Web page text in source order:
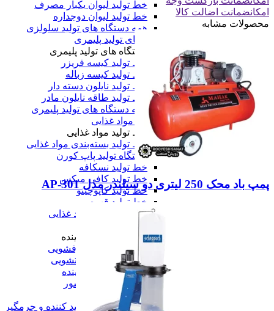
خط تولید لیوان یکبار مصرف
خط تولید لیوان دوجداره
همه دستگاه های تولید سلولزی
دستگاه های تولید پلیمری
دستگاه های تولید پلیمری
خط تولید کیسه فریزر
خط تولید کیسه زباله
خط تولید نایلون دسته دار
خط تولید طاقه نایلون مادر
همه دستگاه های تولید پلیمری
خط تولید مواد غذایی
خط تولید مواد غذایی
خط تولید بسته‌بندی مواد غذایی
دستگاه تولید پاپ کورن
خط تولید نسکافه
خط تولید کافی میکس
خط تولید کاپوچینو
خط تولید قهوه
همه خط تولید مواد غذایی
خط تولید مواد شوینده
خط تولید مواد شوینده
خط تولید مایع ظرفشویی
خط تولید مایع دستشویی
خط تولید پودر شوینده
خط تولید شیشه شور
خط تولید وایتکس
خط تولید مایع سفید کننده و جرمگیر
امکانضمانت اضالت کالا
محصولات مشابه
پمپ باد محک 250 لیتری دو سیلندر مدل AP-301